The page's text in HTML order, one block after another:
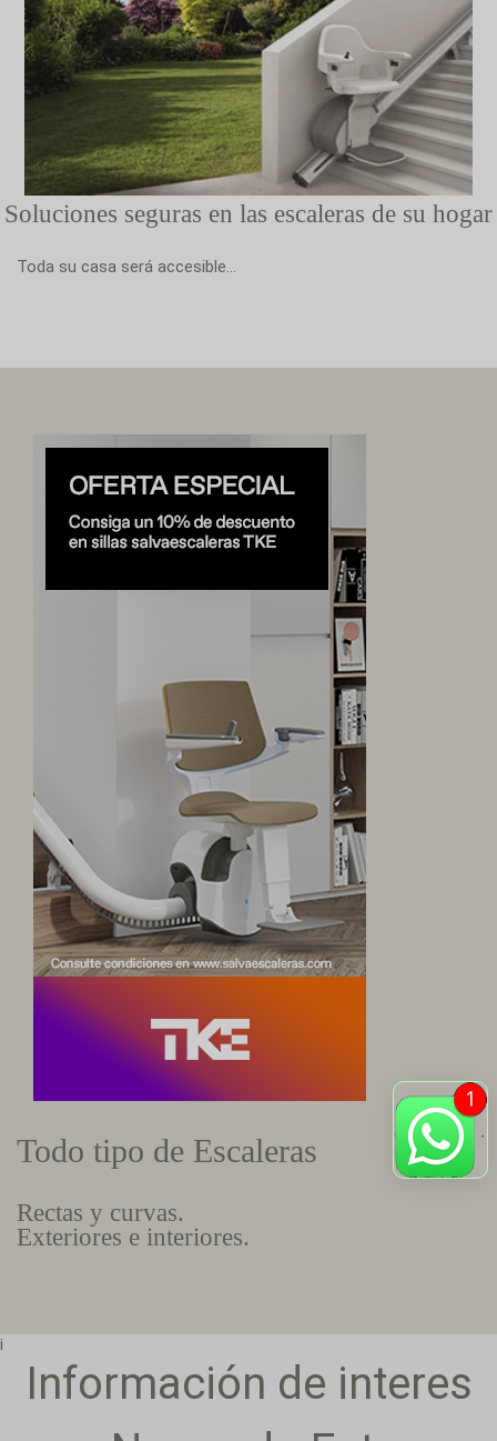
Soluciones seguras en las escaleras de su hogar
Toda su casa será accesible...
Todo tipo de Escaleras
Rectas y curvas.
Exteriores e interiores.
¡
Información de interes